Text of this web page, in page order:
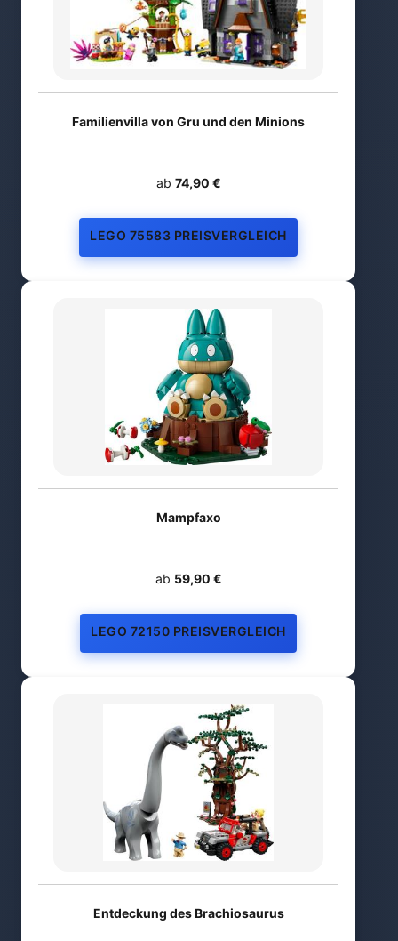
Familienvilla von Gru und den Minions
ab 74,90 €
LEGO 75583 PREISVERGLEICH
Mampfaxo
ab 59,90 €
LEGO 72150 PREISVERGLEICH
Entdeckung des Brachiosaurus